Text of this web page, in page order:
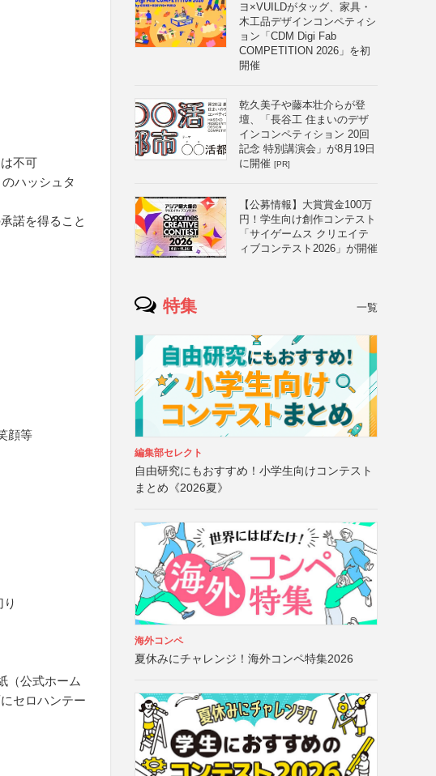
不可
ハッシュタ
諾を得ること
顔等
（公式ホーム
セロハンテー
ヨ×VUILDがタッグ、家具・
木工品デザインコンペティシ
ョン「CDM Digi Fab
COMPETITION 2026」を初
開催
乾久美子や藤本壮介らが登
壇、「長谷工 住まいのデザ
インコンペティション 20回
記念 特別講演会」が8月19日
に開催 [PR]
【公募情報】大賞賞金100万
円！学生向け創作コンテスト
「サイゲームス クリエイテ
ィブコンテスト2026」が開催
特集 一覧
編集部セレクト
自由研究にもおすすめ！小学生向けコンテスト
まとめ《2026夏》
海外コンペ
夏休みにチャレンジ！海外コンペ特集2026